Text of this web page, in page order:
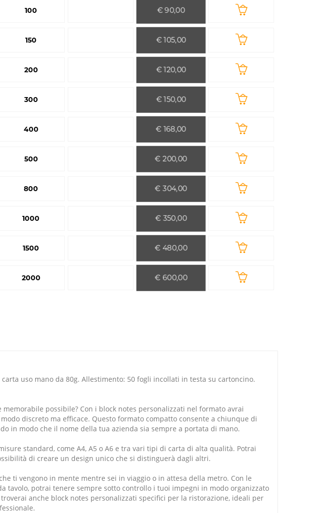
100 € 90,00
150 € 105,00
200 € 120,00
300 € 150,00
400 € 168,00
500 € 200,00
800 € 304,00
1000 € 350,00
1500 € 480,00
2000 € 600,00
uso mano da 80g. Allestimento: 50 fogli incollati in testa su cartoncino.
memorabile possibile? Con i block notes personalizzati nel formato avrai
discreto ma efficace. Questo formato compatto consente a chiunque di
in modo che il nome della tua azienda sia sempre a portata di mano.
standard, come A4, A5 o A6 e tra vari tipi di carta di alta qualità. Potrai
di creare un design unico che si distinguerà dagli altri.
ti vengono in mente mentre sei in viaggio o in attesa della metro. Con le
tavolo, potrai tenere sempre sotto controllo i tuoi impegni in modo organizzato
anche block notes personalizzati specifici per la ristorazione, ideali per